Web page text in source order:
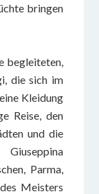
bringen
begleiteten,
die sich im
Kleidung
Reise, den
und die
Parma,
Meisters